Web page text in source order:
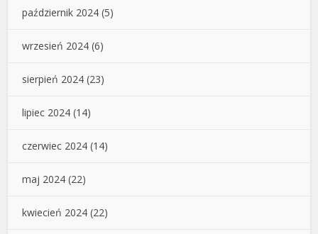
październik 2024 (5)
wrzesień 2024 (6)
sierpień 2024 (23)
lipiec 2024 (14)
czerwiec 2024 (14)
maj 2024 (22)
kwiecień 2024 (22)